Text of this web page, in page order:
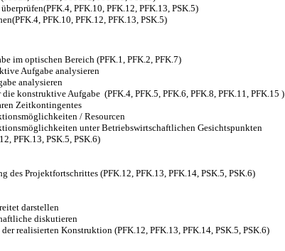
PFK.10, PFK.12, PFK.13, PSK.5)
PFK.10, PFK.12, PFK.13, PSK.5)
im optischen Bereich (PFK.1, PFK.2, PFK.7)
Aufgabe analysieren
analysieren
konstruktive Aufgabe (PFK.4, PFK.5, PFK.6, PFK.8, PFK.11, PFK.15 )
Zeitkontingentes
/ Resourcen
unter Betriebswirtschaftlichen Gesichtspunkten
PFK.13, PSK.5, PSK.6)
des Projektfortschrittes (PFK.12, PFK.13, PFK.14, PSK.5, PSK.6)
darstellen
diskutieren
realisierten Konstruktion (PFK.12, PFK.13, PFK.14, PSK.5, PSK.6)